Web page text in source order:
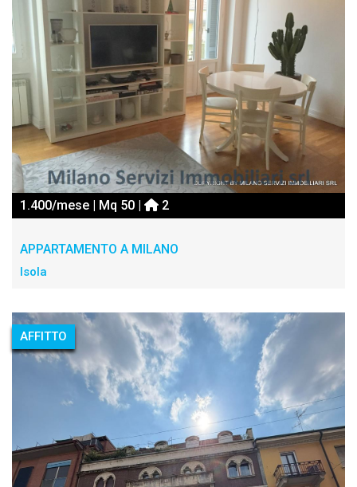
1.400/mese | Mq 50 | 2
APPARTAMENTO A MILANO
Isola
AFFITTO